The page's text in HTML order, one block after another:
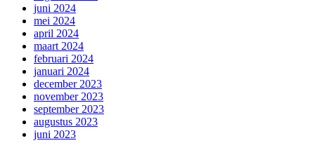
juni 2024
mei 2024
april 2024
maart 2024
februari 2024
januari 2024
december 2023
november 2023
september 2023
augustus 2023
juni 2023